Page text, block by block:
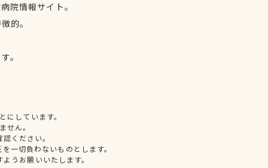
院情報サイト。
的。
。
しています。
せん。
ください。
一切負わないものとします。
うお願いいたします。